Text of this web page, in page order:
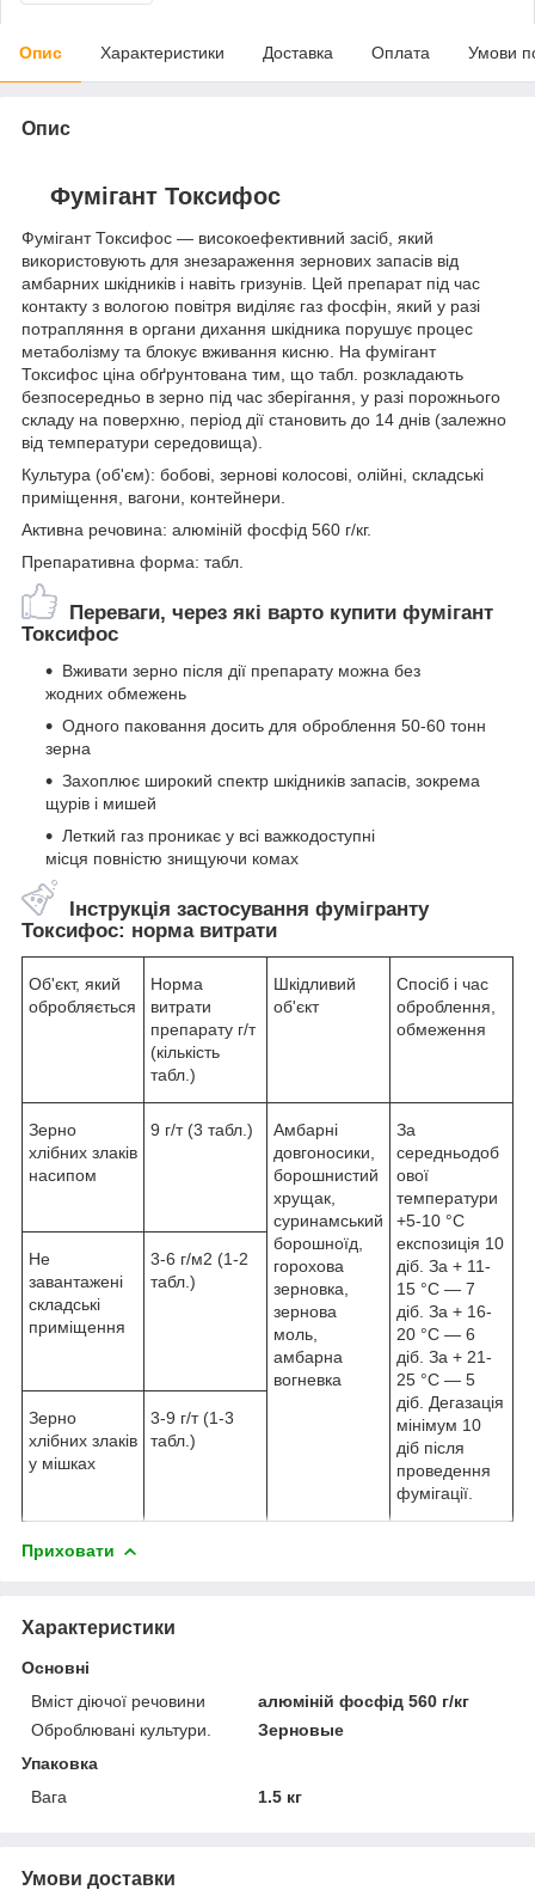
Опис Характеристики Доставка Оплата Умови
Опис
Фумігант Токсифос
Фумігант Токсифос — високоефективний засіб, який
використовують для знезараження зернових запасів від
амбарних шкідників і навіть гризунів. Цей препарат під час
контакту з вологою повітря виділяє газ фосфін, який у разі
потрапляння в органи дихання шкідника порушує процес
метаболізму та блокує вживання кисню. На фумігант
Токсифос ціна обґрунтована тим, що табл. розкладають
безпосередньо в зерно під час зберігання, у разі порожнього
складу на поверхню, період дії становить до 14 днів (залежно
від температури середовища).
Культура (об'єм): бобові, зернові колосові, олійні, складські
приміщення, вагони, контейнери.
Активна речовина: алюміній фосфід 560 г/кг.
Препаративна форма: табл.
Переваги, через які варто купити фумігант
Токсифос
Вживати зерно після дії препарату можна без
жодних обмежень
Одного паковання досить для оброблення 50-60 тонн
зерна
Захоплює широкий спектр шкідників запасів, зокрема
щурів і мишей
Леткий газ проникає у всі важкодоступні
місця повністю знищуючи комах
Інструкція застосування фумігранту
Токсифос: норма витрати
Об'єкт, який
обробляється
Норма
витрати
препарату г/т
(кількість
табл.)
Шкідливий
об'єкт
Спосіб і час
оброблення,
обмеження
Зерно
хлібних злаків
насипом
9 г/т (3 табл.)
Амбарні
довгоносики,
борошнистий
хрущак,
суринамський
борошноїд,
горохова
зерновка,
зернова
моль,
амбарна
вогневка
За
середньодоб
ової
температури
+5-10 °C
експозиція 10
діб. За + 11-
15 °C — 7
діб. За + 16-
20 °C — 6
діб. За + 21-
25 °C — 5
діб. Дегазація
мінімум 10
діб після
проведення
фумігації.
Не
завантажені
складські
приміщення
3-6 г/м2 (1-2
табл.)
Зерно
хлібних злаків
у мішках
3-9 г/т (1-3
табл.)
Приховати
Характеристики
Основні
Вміст діючої речовини
алюміній фосфід 560 г/кг
Оброблювані культури.
Зерновые
Упаковка
Вага
1.5 кг
Умови доставки